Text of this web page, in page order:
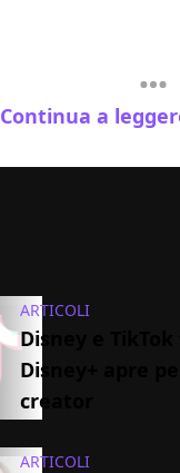
Continua a
ARTICOLI
Disney e
Disney+ apre
creator
ARTICOLI